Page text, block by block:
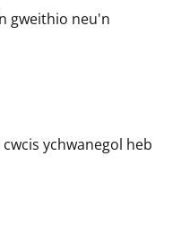
gweithio neu'n
ychwanegol heb